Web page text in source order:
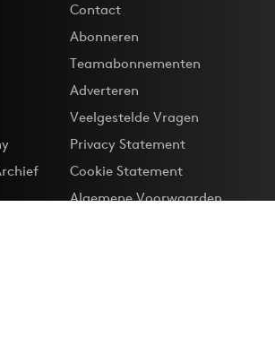
Contact
Abonneren
Teamabonnementen
Adverteren
Veelgestelde Vragen
Privacy Statement
Cookie Statement
Algemene Voorwaarden